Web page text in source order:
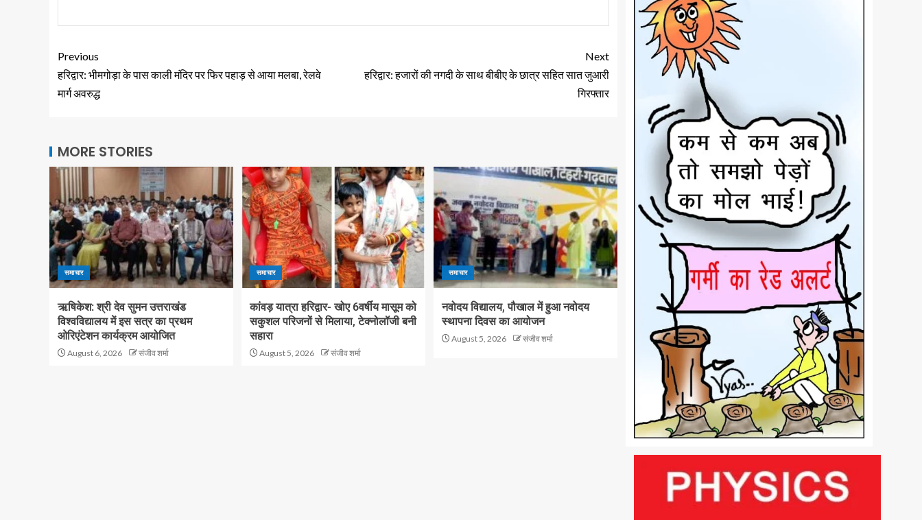
Previous
हरिद्वार: भीमगोड़ा के पास काली मंदिर पर फिर पहाड़ से आया मलबा, रेलवे
मार्ग अवरुद्ध
Next
हरिद्वार: हजारों की नगदी के साथ बीबीए के छात्र सहित सात जुआरी
गिरफ्तार
MORE STORIES
समाचार
ऋषिकेश: श्री देव सुमन उत्तराखंड
विश्वविद्यालय में इस सत्र का प्रथम
ओरिएंटेशन कार्यक्रम आयोजित
August 6, 2026 संजीव शर्मा
समाचार
कांवड़ यात्रा हरिद्वार- खोए 6वर्षीय मासूम को
सकुशल परिजनों से मिलाया, टेक्नोलॉजी बनी
सहारा
August 5, 2026 संजीव शर्मा
समाचार
नवोदय विद्यालय, पौखाल में हुआ नवोदय
स्थापना दिवस का आयोजन
August 5, 2026 संजीव शर्मा